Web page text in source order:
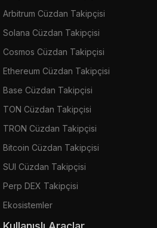
Arbitrum Cüzdan Takipçisi
Solana Cüzdan Takipçisi
Cosmos Cüzdan Takipçisi
Ethereum Cüzdan Takipçisi
Base Cüzdan Takipçisi
TON Cüzdan Takipçisi
TRON Cüzdan Takipçisi
Bitcoin Cüzdan Takipçisi
SUI Cüzdan Takipçisi
Perp DEX Takipçisi
Ekosistemler